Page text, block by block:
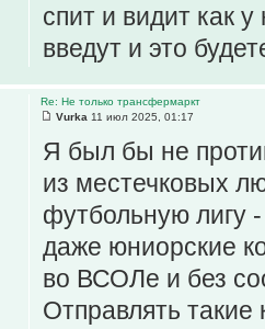
спит и видит как
введут и это
Re: Не только трансфермаркт
Vurka 11 июл 2025, 01:17
Я был бы не
из местечковых
футбольную лигу
даже юниорские
во ВСОЛе и без
Отправлять